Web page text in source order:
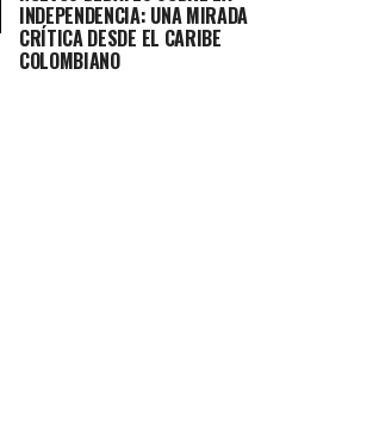
INDEPENDENCIA: UNA MIRADA
CRÍTICA DESDE EL CARIBE
COLOMBIANO